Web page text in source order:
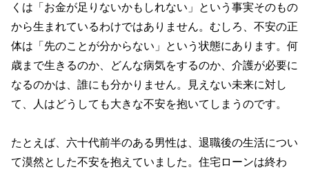
くは「お金が足りないかもしれない」という事実そのもの
から生まれているわけではありません。むしろ、不安の正
体は「先のことが分からない」という状態にあります。何
歳まで生きるのか、どんな病気をするのか、介護が必要に
なるのかは、誰にも分かりません。見えない未来に対し
て、人はどうしても大きな不安を抱いてしまうのです。
たとえば、六十代前半のある男性は、退職後の生活につい
て漠然とした不安を抱えていました。住宅ローンは終わ